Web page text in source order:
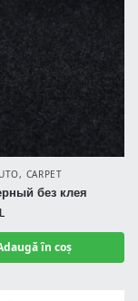
, CARPET
без клея
în coș